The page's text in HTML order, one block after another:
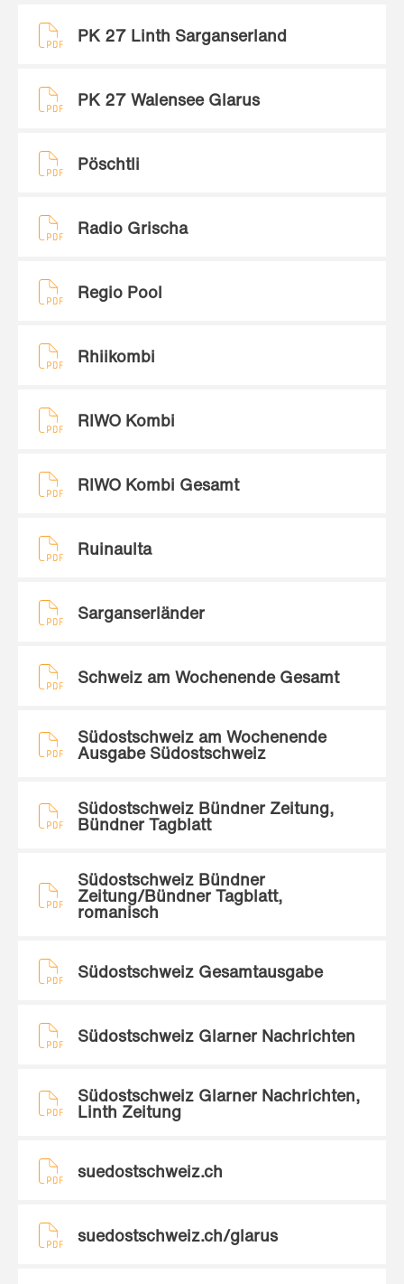
PK 27 Linth Sarganserland
PK 27 Walensee Glarus
Pöschtli
Radio Grischa
Regio Pool
Rhiikombi
RIWO Kombi
RIWO Kombi Gesamt
Ruinaulta
Sarganserländer
Schweiz am Wochenende Gesamt
Südostschweiz am Wochenende
Ausgabe Südostschweiz
Südostschweiz Bündner Zeitung,
Bündner Tagblatt
Südostschweiz Bündner
Zeitung/Bündner Tagblatt,
romanisch
Südostschweiz Gesamtausgabe
Südostschweiz Glarner Nachrichten
Südostschweiz Glarner Nachrichten,
Linth Zeitung
suedostschweiz.ch
suedostschweiz.ch/glarus